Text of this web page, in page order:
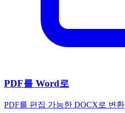
PDF를 Word로
PDF를 편집 가능한 DOCX로 변환